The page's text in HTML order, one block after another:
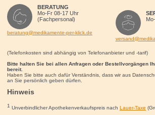
BERATUNG
Mo-Fr 08-17 Uhr
(Fachpersonal)
beratung@medikamente-per-klick.de
(Telefonkosten sind abhängig von Telefonanbieter und -tarif)
Bitte halten Sie bei allen Anfragen oder Bestellvorgängen
bereit.
Haben Sie bitte auch dafür Verständnis, dass wir aus
an Sie persönlich geben dürfen.
Hinweis
1 Unverbindlicher Apothekenverkaufspreis nach Lauer-Taxe